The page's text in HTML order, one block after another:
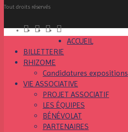
Tout droits réservés
ACCUEIL
BILLETTERIE
RHIZOME
Candidatures expositions
VIE ASSOCIATIVE
PROJET ASSOCIATIF
LES ÉQUIPES
BÉNÉVOLAT
PARTENAIRES